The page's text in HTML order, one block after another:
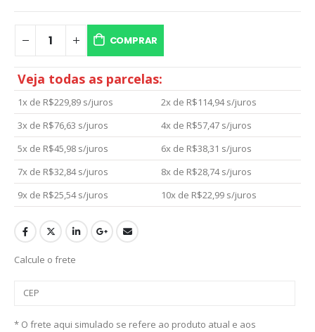
COMPRAR
Veja todas as parcelas:
1x de R$229,89 s/juros 2x de R$114,94s/juros
3x de R$76,63 s/juros 4x de R$57,47 s/juros
5x de R$45,98 s/juros 6x de R$38,31 s/juros
7x de R$32,84s/juros 8x de R$28,74s/juros
9x de R$25,54s/juros 10x de R$22,99 s/juros
Calcule o frete
* O frete aqui simulado se refere ao produto atual e aos